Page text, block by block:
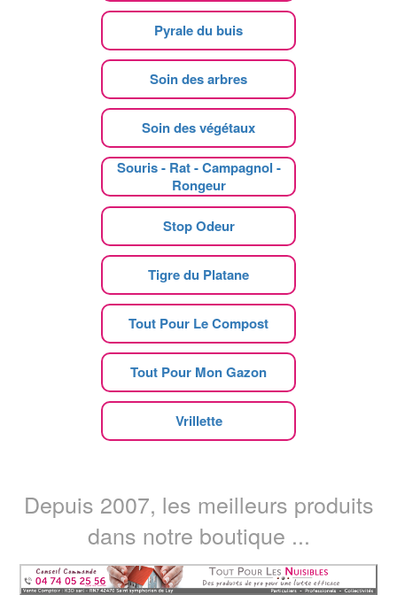
Pyrale du buis
Soin des arbres
Soin des végétaux
Souris - Rat - Campagnol -
Rongeur
Stop Odeur
Tigre du Platane
Tout Pour Le Compost
Tout Pour Mon Gazon
Vrillette
Depuis 2007, les meilleurs produits
dans notre boutique ...